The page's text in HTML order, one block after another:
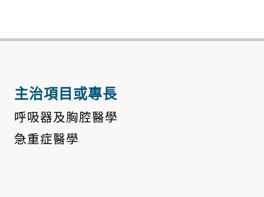
主治項目或專長
呼吸器及胸腔醫學
急重症醫學